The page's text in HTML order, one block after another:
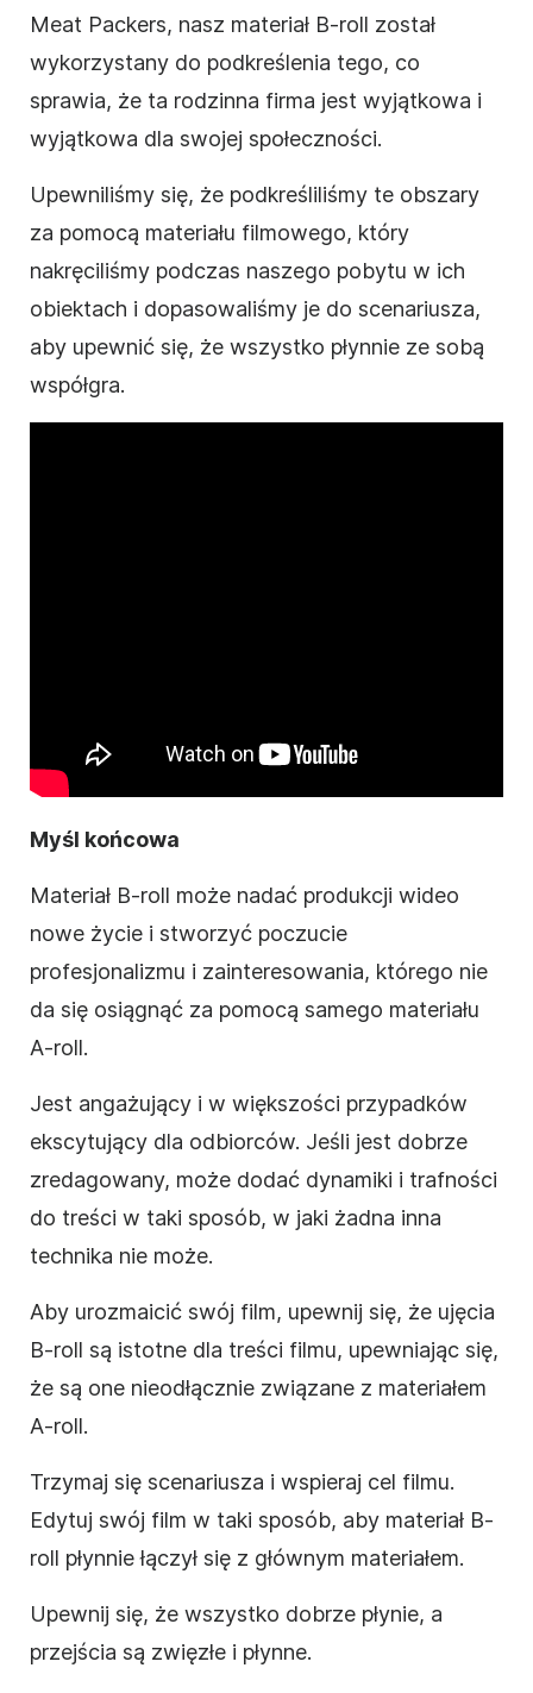
Meat Packers, nasz materiał B-roll został
wykorzystany do podkreślenia tego, co
sprawia, że ta rodzinna firma jest wyjątkowa i
wyjątkowa dla swojej społeczności.
Upewniliśmy się, że podkreśliliśmy te obszary
za pomocą materiału filmowego, który
nakręciliśmy podczas naszego pobytu w ich
obiektach i dopasowaliśmy je do scenariusza,
aby upewnić się, że wszystko płynnie ze sobą
współgra.
Myśl końcowa
Materiał B-roll może nadać produkcji wideo
nowe życie i stworzyć poczucie
profesjonalizmu i zainteresowania, którego nie
da się osiągnąć za pomocą samego materiału
A-roll.
Jest angażujący i w większości przypadków
ekscytujący dla odbiorców. Jeśli jest dobrze
zredagowany, może dodać dynamiki i trafności
do treści w taki sposób, w jaki żadna inna
technika nie może.
Aby urozmaicić swój film, upewnij się, że ujęcia
B-roll są istotne dla treści filmu, upewniając się,
że są one nieodłącznie związane z materiałem
A-roll.
Trzymaj się scenariusza i wspieraj cel filmu.
Edytuj swój film w taki sposób, aby materiał B-
roll płynnie łączył się z głównym materiałem.
Upewnij się, że wszystko dobrze płynie, a
przejścia są zwięzłe i płynne.